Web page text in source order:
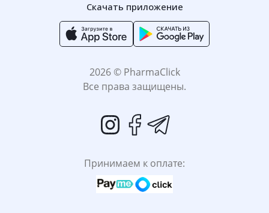
Скачать приложение
2026 © PharmaClick
Все права защищены.
Принимаем к оплате: